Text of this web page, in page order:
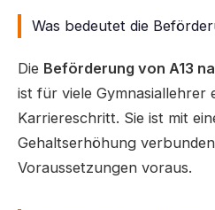
Was bedeutet die
Die Beförderung von A13
ist für viele Gymnasiallehrer
Karriereschritt. Sie ist mit
Gehaltserhöhung
Voraussetzungen voraus.